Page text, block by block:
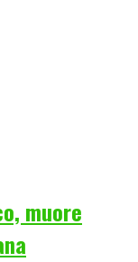
muore